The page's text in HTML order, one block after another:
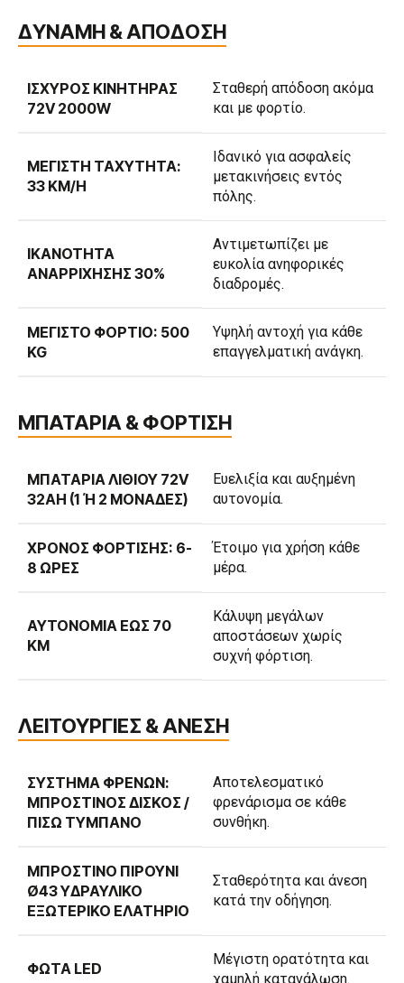
ΔΥΝΑΜΗ & ΑΠΟΔΟΣΗ
ΙΣΧΥΡΌΣ ΚΙΝΗΤΉΡΑΣ
72V 2000W
Σταθερή απόδοση ακόμα
και με φορτίο.
ΜΈΓΙΣΤΗ ΤΑΧΎΤΗΤΑ:
33 KM/H
Ιδανικό για ασφαλείς
μετακινήσεις εντός
πόλης.
ΙΚΑΝΌΤΗΤΑ
ΑΝΑΡΡΊΧΗΣΗΣ 30%
Αντιμετωπίζει με
ευκολία ανηφορικές
διαδρομές.
ΜΈΓΙΣΤΟ ΦΟΡΤΊΟ: 500
KG
Υψηλή αντοχή για κάθε
επαγγελματική ανάγκη.
ΜΠΑΤΑΡΙΑ & ΦΟΡΤΙΣΗ
ΜΠΑΤΑΡΊΑ ΛΙΘΊΟΥ 72V
32AH (1 Ή 2 ΜΟΝΆΔΕΣ)
Ευελιξία και αυξημένη
αυτονομία.
ΧΡΌΝΟΣ ΦΌΡΤΙΣΗΣ: 6-
8 ΏΡΕΣ
Έτοιμο για χρήση κάθε
μέρα.
ΑΥΤΟΝΟΜΊΑ ΈΩΣ 70
KM
Κάλυψη μεγάλων
αποστάσεων χωρίς
συχνή φόρτιση.
ΛΕΙΤΟΥΡΓΙΕΣ & ΑΝΕΣΗ
ΣΎΣΤΗΜΑ ΦΡΈΝΩΝ:
ΜΠΡΟΣΤΙΝΌΣ ΔΊΣΚΟΣ /
ΠΊΣΩ ΤΎΜΠΑΝΟ
Αποτελεσματικό
φρενάρισμα σε κάθε
συνθήκη.
ΜΠΡΟΣΤΙΝΌ ΠΙΡΟΎΝΙ
Ø43 ΥΔΡΑΥΛΙΚΌ
ΕΞΩΤΕΡΙΚΌ ΕΛΑΤΉΡΙΟ
Σταθερότητα και άνεση
κατά την οδήγηση.
ΦΏΤΑ LED
Μέγιστη ορατότητα και
χαμηλή κατανάλωση.